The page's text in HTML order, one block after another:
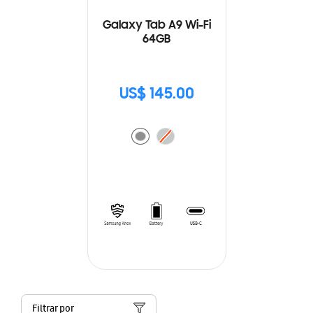
Galaxy Tab A9 Wi-Fi
64GB
US$ 145.00
Filtrar por